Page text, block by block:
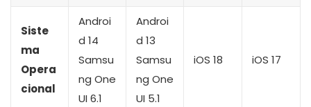
Siste
ma
Opera
cional
Androi
d 14
Samsu
ng One
UI 6.1
Androi
d 13
Samsu
ng One
UI 5.1
iOS 18 iOS 17